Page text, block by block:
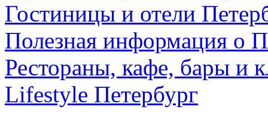
Гостиницы и отели
Полезная информация о
Рестораны, кафе, бары и
Lifestyle Петербург